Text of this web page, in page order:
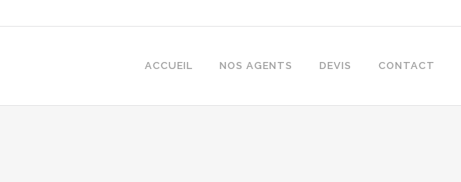
ACCUEIL NOS AGENTS DEVIS CONTACT